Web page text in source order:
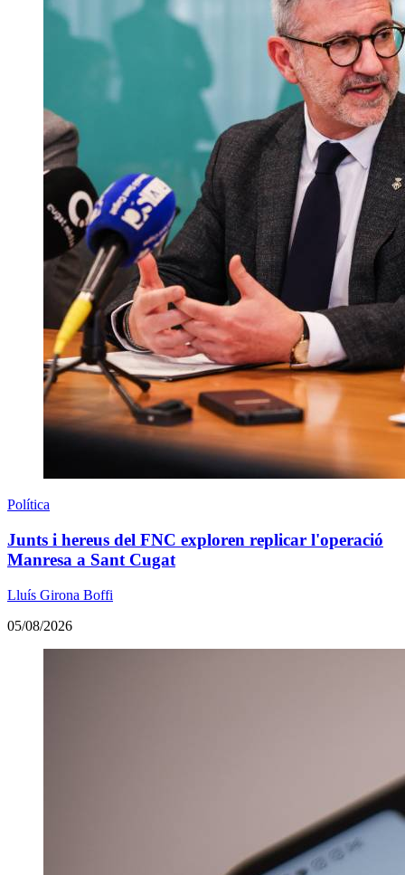
Política
Junts i hereus del FNC exploren replicar l'operació
Manresa a Sant Cugat
Lluís Girona Boffi
05/08/2026